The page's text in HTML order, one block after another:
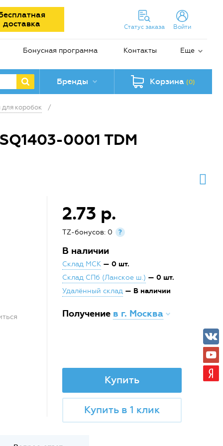
доставка
Статус заказа Войти
Бонусная программа Контакты Еще
Бренды Корзина (0)
для коробок
/
0001 TDM
2.73 р.
TZ-бонусов: 0 ?
В наличии
Склад МСК — 0 шт.
Склад СПб (Ланское ш.) — 0 шт.
Удалённый склад — В наличии
Получение в г. Москва
Купить
Купить в 1 клик